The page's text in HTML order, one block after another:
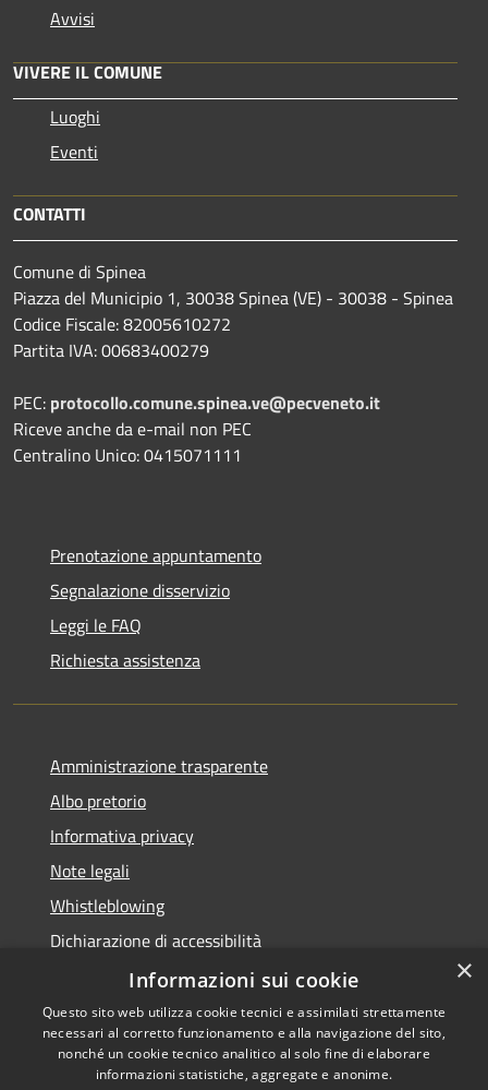
Avvisi
VIVERE IL COMUNE
Luoghi
Eventi
CONTATTI
Comune di Spinea
Piazza del Municipio 1, 30038 Spinea (VE) - 30038 - Spinea
Codice Fiscale: 82005610272
Partita IVA: 00683400279
PEC: protocollo.comune.spinea.ve@pecveneto.it
Riceve anche da e-mail non PEC
Centralino Unico: 0415071111
Prenotazione appuntamento
Segnalazione disservizio
Leggi le FAQ
Richiesta assistenza
Amministrazione trasparente
Albo pretorio
Informativa privacy
Note legali
Whistleblowing
Dichiarazione di accessibilità
Obiettivi di accessibilità
Copyright © 2026 • Comune di
×
Informazioni sui cookie
Questo sito web utilizza cookie tecnici e assimilati strettamente
necessari al corretto funzionamento e alla navigazione del sito,
nonché un cookie tecnico analitico al solo fine di elaborare
informazioni statistiche, aggregate e anonime.